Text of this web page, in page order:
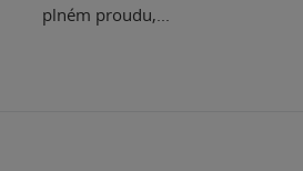
plném proudu,...